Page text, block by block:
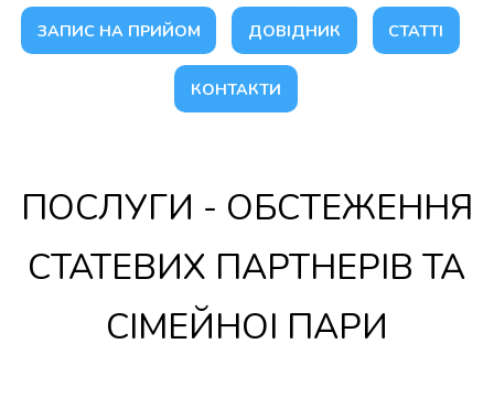
ЗАПИС НА ПРИЙОМ ДОВІДНИК СТАТТІ
КОНТАКТИ
ПОСЛУГИ - ОБСТЕЖЕННЯ
СТАТЕВИХ ПАРТНЕРІВ ТА
СІМЕЙНОІ ПАРИ